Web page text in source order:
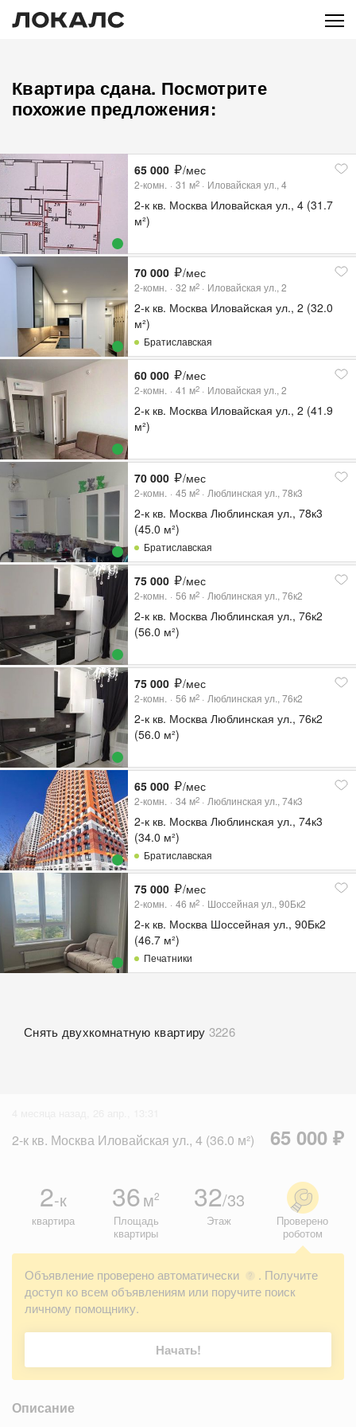
Квартира сдана. Посмотрите
похожие предложения:
65 000 /мес
2-комн. 31 м2 Иловайская ул., 4
2-к кв. Москва Иловайская ул., 4 (31.7
м²)
70 000 /мес
2-комн. 32 м2 Иловайская ул., 2
2-к кв. Москва Иловайская ул., 2 (32.0
м²)
Братиславская
60 000 /мес
2-комн. 41 м2 Иловайская ул., 2
2-к кв. Москва Иловайская ул., 2 (41.9
м²)
70 000 /мес
2-комн. 45 м2 Люблинская ул., 78к3
2-к кв. Москва Люблинская ул., 78к3
(45.0 м²)
Братиславская
75 000 /мес
2-комн. 56 м2 Люблинская ул., 76к2
2-к кв. Москва Люблинская ул., 76к2
(56.0 м²)
75 000 /мес
2-комн. 56 м2 Люблинская ул., 76к2
2-к кв. Москва Люблинская ул., 76к2
(56.0 м²)
65 000 /мес
2-комн. 34 м2 Люблинская ул., 74к3
2-к кв. Москва Люблинская ул., 74к3
(34.0 м²)
Братиславская
75 000 /мес
2-комн. 46 м2 Шоссейная ул., 90Бк2
2-к кв. Москва Шоссейная ул., 90Бк2
(46.7 м²)
Печатники
Снять двухкомнатную квартиру 3226
2-к кв. Москва Иловайская ул., 4 (36.0 м²) 65 000 ₽
2-к
квартира
36м2
Площадь
квартиры
32/33
Этаж
Проверено
роботом
Объявление проверено автоматически ?
. Получите
доступ ко всем объявлениям или поручите поиск
личному помощнику.
Начать!
Описание